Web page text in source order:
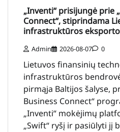
„Inventi“ prisijungė prie
Connect“, stiprindama
infrastruktūros
Admin 2026-08-07 0
Lietuvos finansinių
infrastruktūros
pirmąja Baltijos šalyse,
Business Connect“
„Inventi“ mokėjimų
„Swift“ ryšį ir pasiūlyti jį